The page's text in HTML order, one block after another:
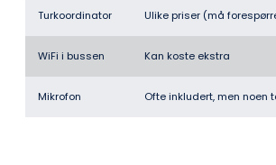
Turkoordinator Ulike priser (må
WiFi i bussen Kan koste ekstra
Mikrofon Ofte inkludert, men noen